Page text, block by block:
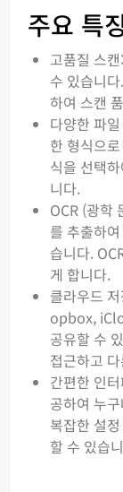
주요 특
고품질 스
수 있습니
하여 스캔
다양한 파
한 형식으
식을 선택
니다.
OCR (광학
를 추출하
습니다.
게 합니다.
클라우드
opbox,
공유할 수
접근하고
간편한 인
공하여 누
복잡한 설
할 수 있습